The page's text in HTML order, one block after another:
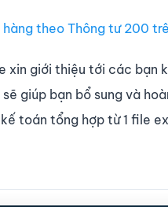
hàng theo Thông tư 200
xin giới thiệu tới các bạn
sẽ giúp bạn bổ sung và
toán tổng hợp từ 1 file